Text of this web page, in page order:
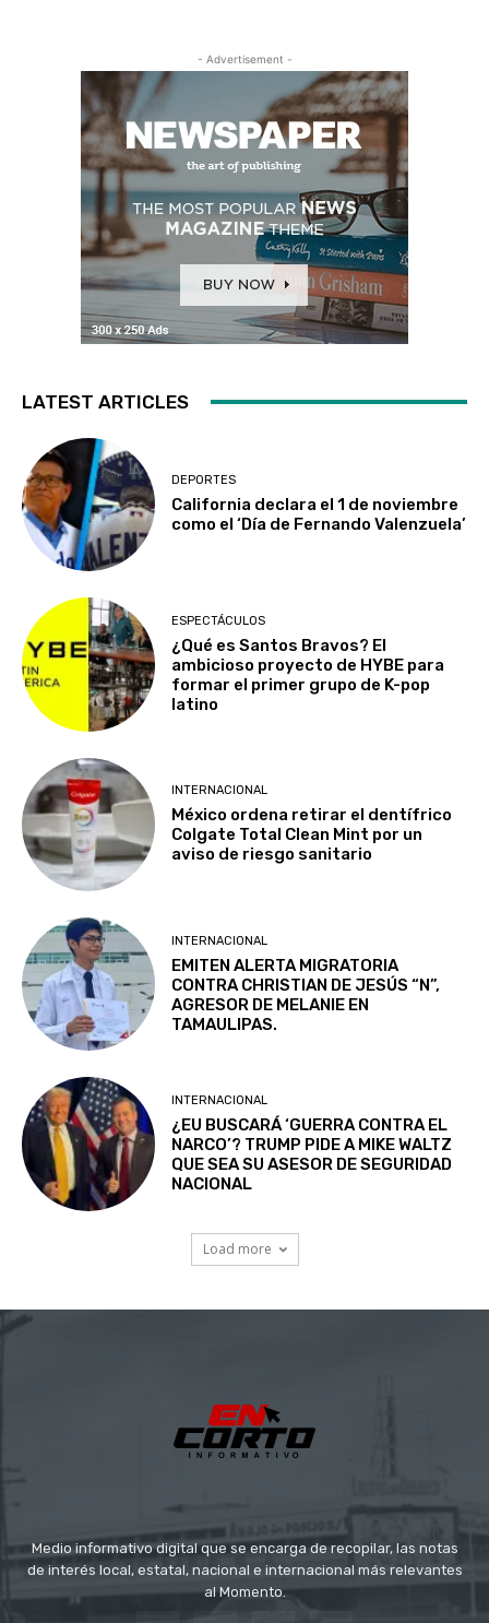
- Advertisement -
LATEST ARTICLES
DEPORTES
California declara el 1 de noviembre
como el ‘Día de Fernando Valenzuela’
ESPECTÁCULOS
¿Qué es Santos Bravos? El
ambicioso proyecto de HYBE para
formar el primer grupo de K-pop
latino
INTERNACIONAL
México ordena retirar el dentífrico
Colgate Total Clean Mint por un
aviso de riesgo sanitario
INTERNACIONAL
EMITEN ALERTA MIGRATORIA
CONTRA CHRISTIAN DE JESÚS “N”,
AGRESOR DE MELANIE EN
TAMAULIPAS.
INTERNACIONAL
¿EU BUSCARÁ ‘GUERRA CONTRA EL
NARCO’? TRUMP PIDE A MIKE WALTZ
QUE SEA SU ASESOR DE SEGURIDAD
NACIONAL
Load more
Medio informativo digital que se encarga de recopilar, las notas
de interés local, estatal, nacional e internacional más relevantes
al Momento.